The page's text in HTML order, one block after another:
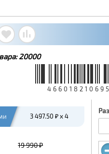
20000
3 497.50 ₽ x 4
19 990 ₽